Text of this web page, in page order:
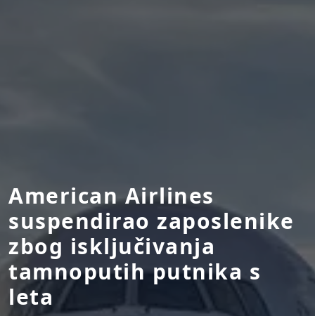
American Airlines
suspendirao zaposlenike
zbog isključivanja
tamnoputih putnika s
leta